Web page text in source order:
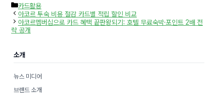
카
테
고
리
카드활용
아코르 투숙 비용 절감 카드별 적립 할인 비교
아코르멤버십으로 카드 혜택 끝판왕되기: 호텔 무료숙박·포인트 2배 전
략 공개
소개
뉴스 미디어
브랜드 소개